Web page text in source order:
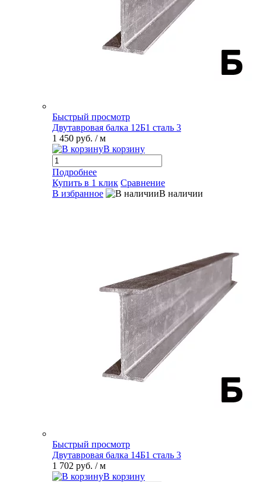
Быстрый просмотр
Двутавровая балка 12Б1 сталь 3
1 450 руб. / м
В корзину
Подробнее
Купить в 1 клик Сравнение
В избранное
В наличии
Быстрый просмотр
Двутавровая балка 14Б1 сталь 3
1 702 руб. / м
В корзину